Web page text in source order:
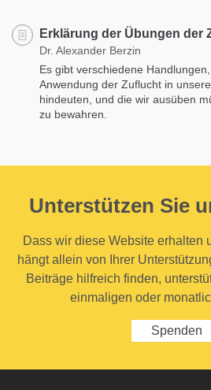
Erklärung der Übungen der
Dr. Alexander Berzin
Es gibt verschiedene
Anwendung der Zuflucht in
hindeuten, und die wir ausüben
zu bewahren.
Unterstützen Sie
Dass wir diese Website erhalten
hängt allein von Ihrer
Beiträge hilfreich finden,
einmaligen oder
Spenden